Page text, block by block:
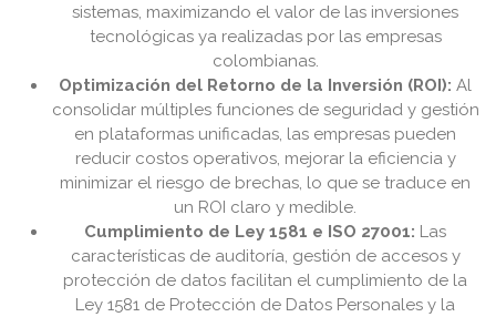
sistemas, maximizando el valor de las inversiones
tecnológicas ya realizadas por las empresas
colombianas.
Optimización del Retorno de la Inversión (ROI): Al
consolidar múltiples funciones de seguridad y gestión
en plataformas unificadas, las empresas pueden
reducir costos operativos, mejorar la eficiencia y
minimizar el riesgo de brechas, lo que se traduce en
un ROI claro y medible.
Cumplimiento de Ley 1581 e ISO 27001: Las
características de auditoría, gestión de accesos y
protección de datos facilitan el cumplimiento de la
Ley 1581 de Protección de Datos Personales y la